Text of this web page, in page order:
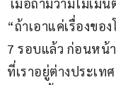
“ถ้าเอาแค่เรื่องขอ
7 รอบแล้ว ก่อนหน้
ที่เราอยู่ต่างประเท